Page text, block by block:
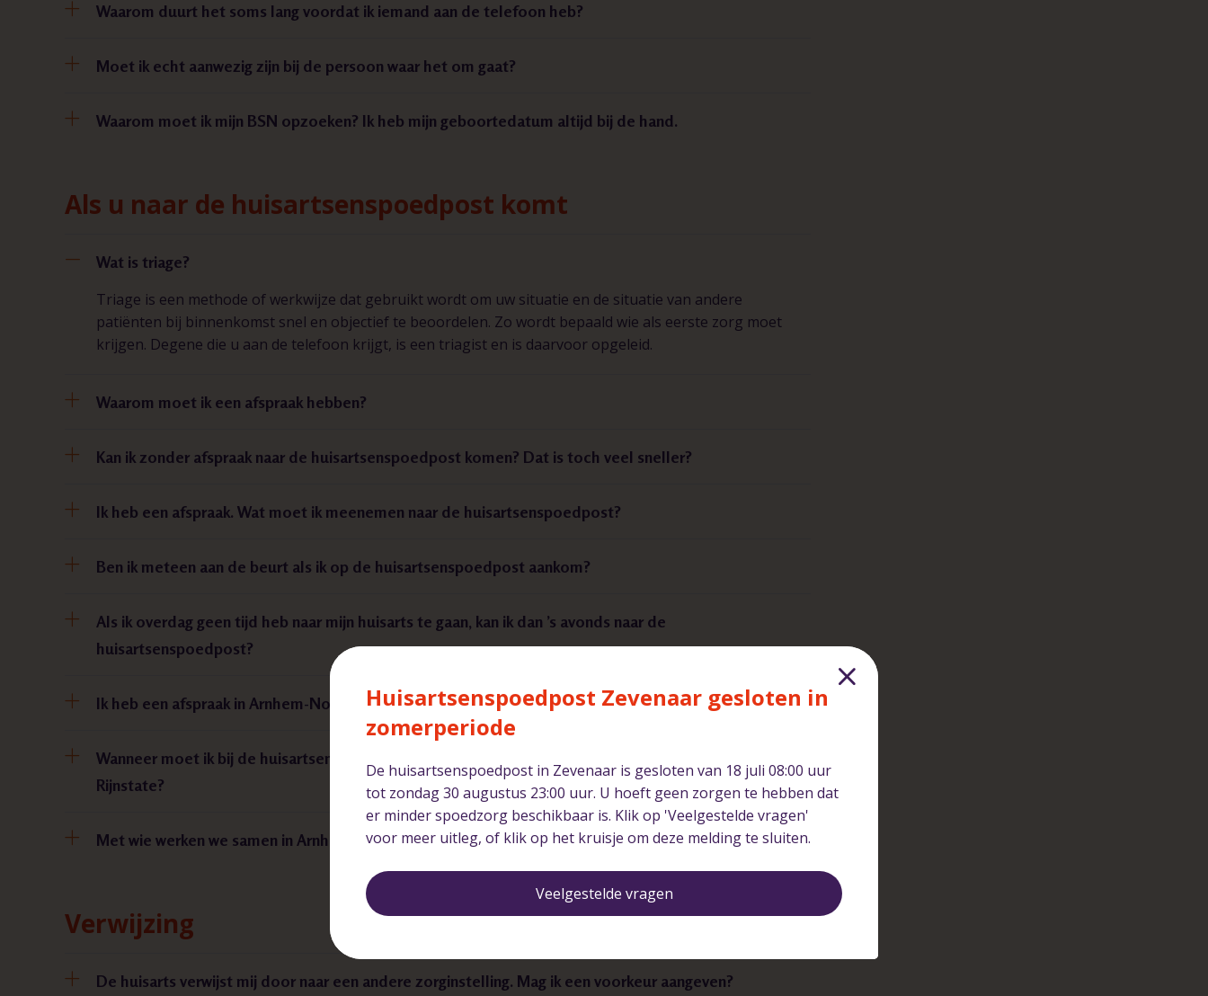
Waarom duurt het soms lang voordat ik iemand aan de telefoon heb?
Moet ik echt aanwezig zijn bij de persoon waar het om gaat?
Waarom moet ik mijn BSN opzoeken? Ik heb mijn geboortedatum altijd bij de hand.
Als u naar de huisartsenspoedpost komt
Wat is triage?
Triage is een methode of werkwijze dat gebruikt wordt om uw situatie en de situatie van andere
patiënten bij binnenkomst snel en objectief te beoordelen. Zo wordt bepaald wie als eerste zorg moet
krijgen. Degene die u aan de telefoon krijgt, is een triagist en is daarvoor opgeleid.
Waarom moet ik een afspraak hebben?
Kan ik zonder afspraak naar de huisartsenspoedpost komen? Dat is toch veel sneller?
Ik heb een afspraak. Wat moet ik meenemen naar de huisartsenspoedpost?
Ben ik meteen aan de beurt als ik op de huisartsenspoedpost aankom?
Als ik overdag geen tijd heb naar mijn huisarts te gaan, kan ik dan ’s avonds naar de
huisartsenspoedpost?
Ik heb een afspraak in Arnhem-Noord, terwijl Zevenaar dichterbij is. Waarom is dat zo?
Wanneer moet ik bij de huisartsenspoedpost zijn en wanneer bij de Spoedeisende Hulp van ziekenhuis
Rijnstate?
Met wie werken we samen in Arnhem en omgeving?
Verwijzing
De huisarts verwijst mij door naar een andere zorginstelling. Mag ik een voorkeur aangeven?
Huisartsenspoedpost Zevenaar gesloten in
zomerperiode
De huisartsenspoedpost in Zevenaar is gesloten van 18 juli 08:00 uur
tot zondag 30 augustus 23:00 uur. U hoeft geen zorgen te hebben dat
er minder spoedzorg beschikbaar is. Klik op 'Veelgestelde vragen'
voor meer uitleg, of klik op het kruisje om deze melding te sluiten.
Veelgestelde vragen